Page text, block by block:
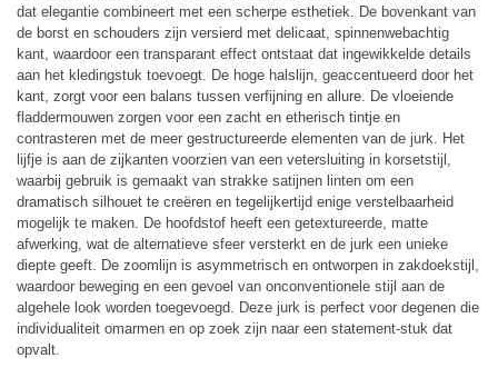
dat elegantie combineert met een scherpe esthetiek. De bovenkant van
de borst en schouders zijn versierd met delicaat, spinnenwebachtig
kant, waardoor een transparant effect ontstaat dat ingewikkelde details
aan het kledingstuk toevoegt. De hoge halslijn, geaccentueerd door het
kant, zorgt voor een balans tussen verfijning en allure. De vloeiende
fladdermouwen zorgen voor een zacht en etherisch tintje en
contrasteren met de meer gestructureerde elementen van de jurk. Het
lijfje is aan de zijkanten voorzien van een vetersluiting in korsetstijl,
waarbij gebruik is gemaakt van strakke satijnen linten om een ​​
dramatisch silhouet te creëren en tegelijkertijd enige verstelbaarheid
mogelijk te maken. De hoofdstof heeft een getextureerde, matte
afwerking, wat de alternatieve sfeer versterkt en de jurk een unieke
diepte geeft. De zoomlijn is asymmetrisch en ontworpen in zakdoekstijl,
waardoor beweging en een gevoel van onconventionele stijl aan de
algehele look worden toegevoegd. Deze jurk is perfect voor degenen die
individualiteit omarmen en op zoek zijn naar een statement-stuk dat
opvalt.